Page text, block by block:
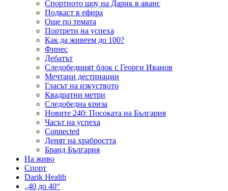
Спортното шоу на Дарик в аванс
Подкаст в ефира
Още по темата
Портрети на успеха
Как да живеем до 100?
Финес
Дебатът
Следобедният блок с Георги Иванов
Мечтани дестинации
Гласът на изкуството
Квадратни метри
Следобедна криза
Новите 240: Посоката на България
Часът на успеха
Connected
Денят на храбростта
Бранд България
На живо
Спорт
Darik Health
„40 до 40“